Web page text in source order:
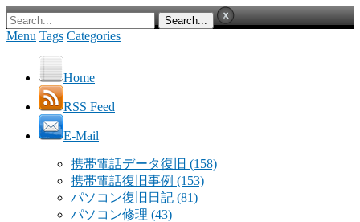
Menu Tags Categories
Home
RSS Feed
E-Mail
携帯電話データ復旧 (158)
携帯電話復旧事例 (153)
パソコン復旧日記 (81)
パソコン修理 (43)